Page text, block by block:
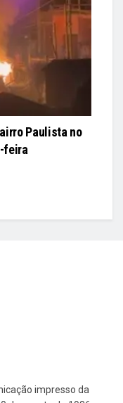
Paulista no
feira
impresso da